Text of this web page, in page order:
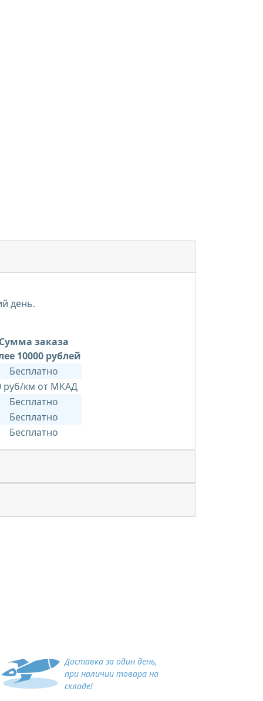
день.
заказа
10000 рублей
Бесплатно
руб/км от МКАД
Бесплатно
Бесплатно
Бесплатно
Доставка за один день,
при наличии товара на
складе!